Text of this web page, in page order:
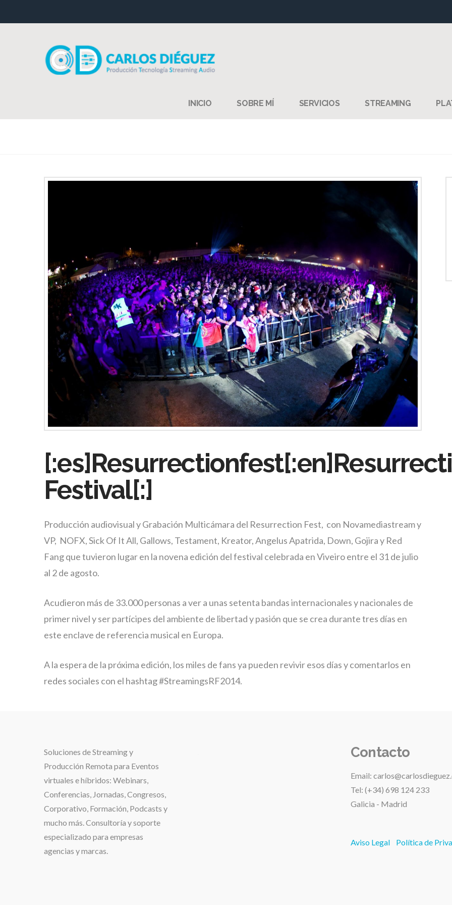
INICIO SOBRE MÍ SERVICIOS STREAMING
Festival[:]
Producción audiovisual y Grabación Multicámara del Resurrection Fest, con Novamediastream y
VP, NOFX, Sick Of It All, Gallows, Testament, Kreator, Angelus Apatrida, Down, Gojira y Red
Fang que tuvieron lugar en la novena edición del festival celebrada en Viveiro entre el 31 de julio
al 2 de agosto.
Acudieron más de 33.000 personas a ver a unas setenta bandas internacionales y nacionales de
primer nivel y ser partícipes del ambiente de libertad y pasión que se crea durante tres días en
este enclave de referencia musical en Europa.
A la espera de la próxima edición, los miles de fans ya pueden revivir esos días y comentarlos en
redes sociales con el hashtag #StreamingsRF2014.
Soluciones deStreaming y
Producción Remota para Eventos
virtuales e híbridos: Webinars,
Conferencias, Jornadas, Congresos,
Corporativo, Formación, Podcasts y
mucho más. Consultoría y soporte
especializado para empresas
agencias y marcas.
Contacto
Email:
Tel: (+34) 698 124 233
Galicia - Madrid
Aviso Legal Política de